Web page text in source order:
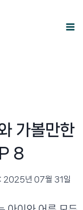
가볼만한
8
2025년 07월 31일